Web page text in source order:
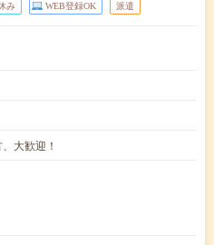
み WEB登録OK 派遣
大歓迎！